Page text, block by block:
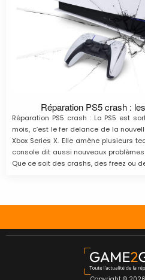
Réparation PS5 crash :
Réparation PS5 crash : La PS5 est
mois, c’est le fer delance de la
Xbox Series X. Elle amène plusieurs
console dit aussi nouveaux
Que ce soit des crashs, des freez ou